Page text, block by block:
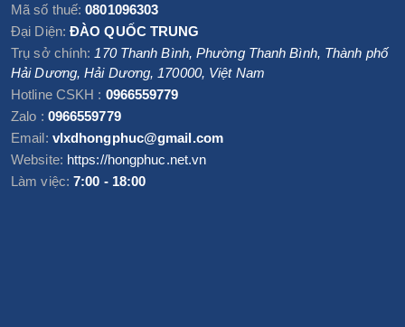
Mã số thuế:0801096303
Đại Diện: ĐÀO QUỐC TRUNG
Trụ sở chính: 170 Thanh Bình, Phường Thanh Bình, Thành phố
Hải Dương,Hải Dương, 170000, Việt Nam
Hotline CSKH : 0966559779
Zalo : 0966559779
Email: vlxdhongphuc@gmail.com
Website: https://hongphuc.net.vn
Làm việc: 7:00 - 18:00